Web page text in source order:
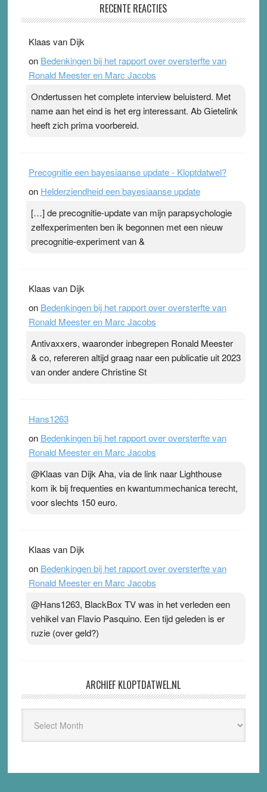
Ward van Beek
topsporters. Ze hopen ermee hun hartslag te verlagen
terwijl ze meer zuurstof opnemen. Daarop heeft zo’n
pleister geen effect. Maar het gevoel ‘makkelijker te
Pleisterplakkers in de topspsort ›[...]
RECENTE REACTIES
Klaas van Dijk
on Bedenkingen bij het rapport over oversterfte van
Ronald Meester en Marc Jacobs
Ondertussen het complete interview beluisterd. Met
name aan het eind is het erg interessant. Ab Gietelink
heeft zich prima voorbereid.
Precognitie een bayesiaanse update - Kloptdatwel?
on Helderziendheid een bayesiaanse update
[…] de precognitie-update van mijn parapsychologie
zelfexperimenten ben ik begonnen met een nieuw
precognitie-experiment van &
Klaas van Dijk
on Bedenkingen bij het rapport over oversterfte van
Ronald Meester en Marc Jacobs
Antivaxxers, waaronder inbegrepen Ronald Meester
& co, refereren altijd graag naar een publicatie uit 2023
van onder andere Christine St
Hans1263
on Bedenkingen bij het rapport over oversterfte van
Ronald Meester en Marc Jacobs
@Klaas van Dijk Aha, via de link naar Lighthouse
kom ik bij frequenties en kwantummechanica terecht,
voor slechts 150 euro.
Klaas van Dijk
on Bedenkingen bij het rapport over oversterfte van
Ronald Meester en Marc Jacobs
@Hans1263, BlackBox TV was in het verleden een
vehikel van Flavio Pasquino. Een tijd geleden is er
ruzie (over geld?)
ARCHIEF KLOPTDATWEL.NL
Kloptdatwel.nl